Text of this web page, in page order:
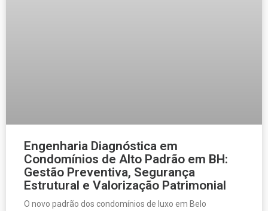
Engenharia Diagnóstica em
Condomínios de Alto Padrão em BH:
Gestão Preventiva, Segurança
Estrutural e Valorização Patrimonial
O novo padrão dos condomínios de luxo em Belo